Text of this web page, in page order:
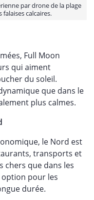
par drone de la plage
calcaires.
Full Moon
qui aiment
du soleil.
que dans le
plus calmes.
le Nord est
transports et
chers que dans les
option pour les
durée.